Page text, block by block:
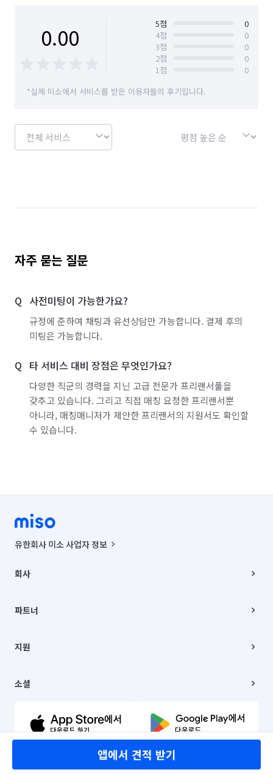
0.00 5점
0
4점
0
3점
0
2점
0
1점
0
*실제 미소에서 서비스를 받은 이용자들의 후기입니다.
자주 묻는 질문
사전미팅이 가능한가요?
규정에 준하여 채팅과 유선상담만 가능합니다. 결제 후의
미팅은 가능합니다.
타 서비스 대비 장점은 무엇인가요?
다양한 직군의 경력을 지닌 고급 전문가 프리랜서풀을
갖추고 있습니다. 그리고 직접 매칭 요청한 프리랜서뿐
아니라, 매칭매니저가 제안한 프리랜서의 지원서도 확인할
수 있습니다.
앱에서 견적 받기
유한회사 미소 사업자 정보
00019 |
주소 | 본사: 서울특별시 종로구 율곡로 6(중학동, 트윈트리빌딩) B동 5층
컨택센터 : 서울특별시 종로구 수송동 율곡로 24, 7층, 8층 미소
상품, 상품정보, 거래에 관한 의무와 책임은 거래당사자에게 있습니다.
언론 보도 관련 문의:
© 유한회사 미소. Miso, Inc. All Rights Reserved.
회사
채용
파트너
이사
지원
이용약관
문의하기
소셜
유튜브